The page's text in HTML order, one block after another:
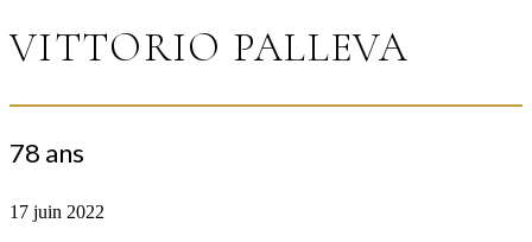
VITTORIO PALLEVA
78 ans
17 juin 2022